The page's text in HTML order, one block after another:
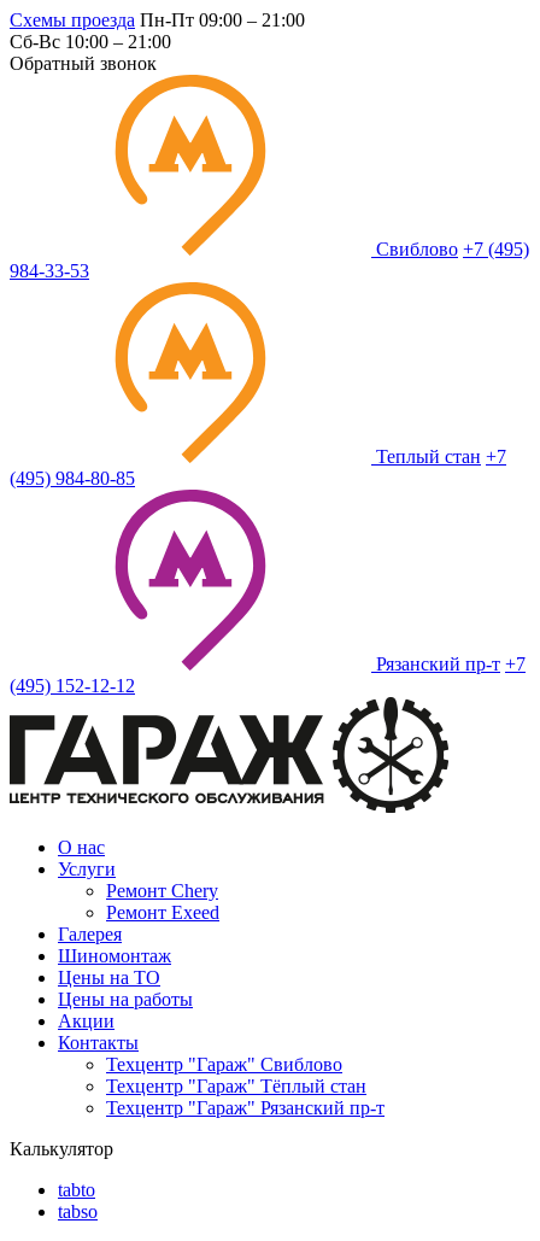
Схемы проезда Пн-Пт 09:00 – 21:00
Сб-Вс 10:00 – 21:00
Обратный звонок
Свиблово +7 (495)
984-33-53
Теплый стан +7
(495) 984-80-85
Рязанский пр-т +7
(495) 152-12-12
О нас
Услуги
Ремонт Chery
Ремонт Exeed
Галерея
Шиномонтаж
Цены на ТО
Цены на работы
Акции
Контакты
Техцентр "Гараж" Свиблово
Техцентр "Гараж" Тёплый стан
Техцентр "Гараж" Рязанский пр-т
Калькулятор
tabto
tabso